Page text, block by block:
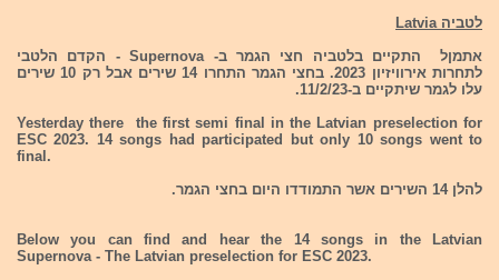
לטביה Latvia
אתמןל התקיים בלטביה חצי הגמר ב- Supernova - הקדם הלטבי
לתחרות אירוויזיון 2023. בחצי הגמר התחרו 14 שירים אבל רק 10 שירים
עלו לגמר שיתקיים ב-11/2/23.
Yesterday there the first semi final in the Latvian preselection for
ESC 2023. 14 songs had participated but only 10 songs went to
final.
להלן 14 השירים אשר התמודדו היום בחצי הגמר.
Below you can find and hear the 14 songs in the Latvian
Supernova - The Latvian preselection for ESC 2023.